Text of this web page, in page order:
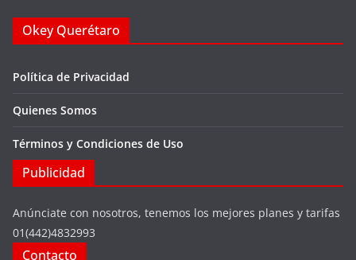
Okey Querétaro
Política de Privacidad
Quienes Somos
Términos y Condiciones de Uso
Publicidad
Anúnciate con nosotros, tenemos los mejores planes y tarifas
01(442)4832993
Contacto